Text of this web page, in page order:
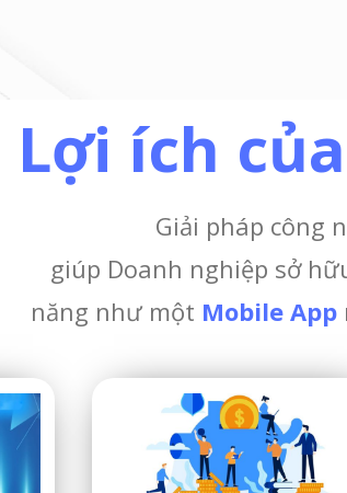
Lợi ích
Giải pháp công
giúp Doanh nghiệp sở
năng như một Mobile App